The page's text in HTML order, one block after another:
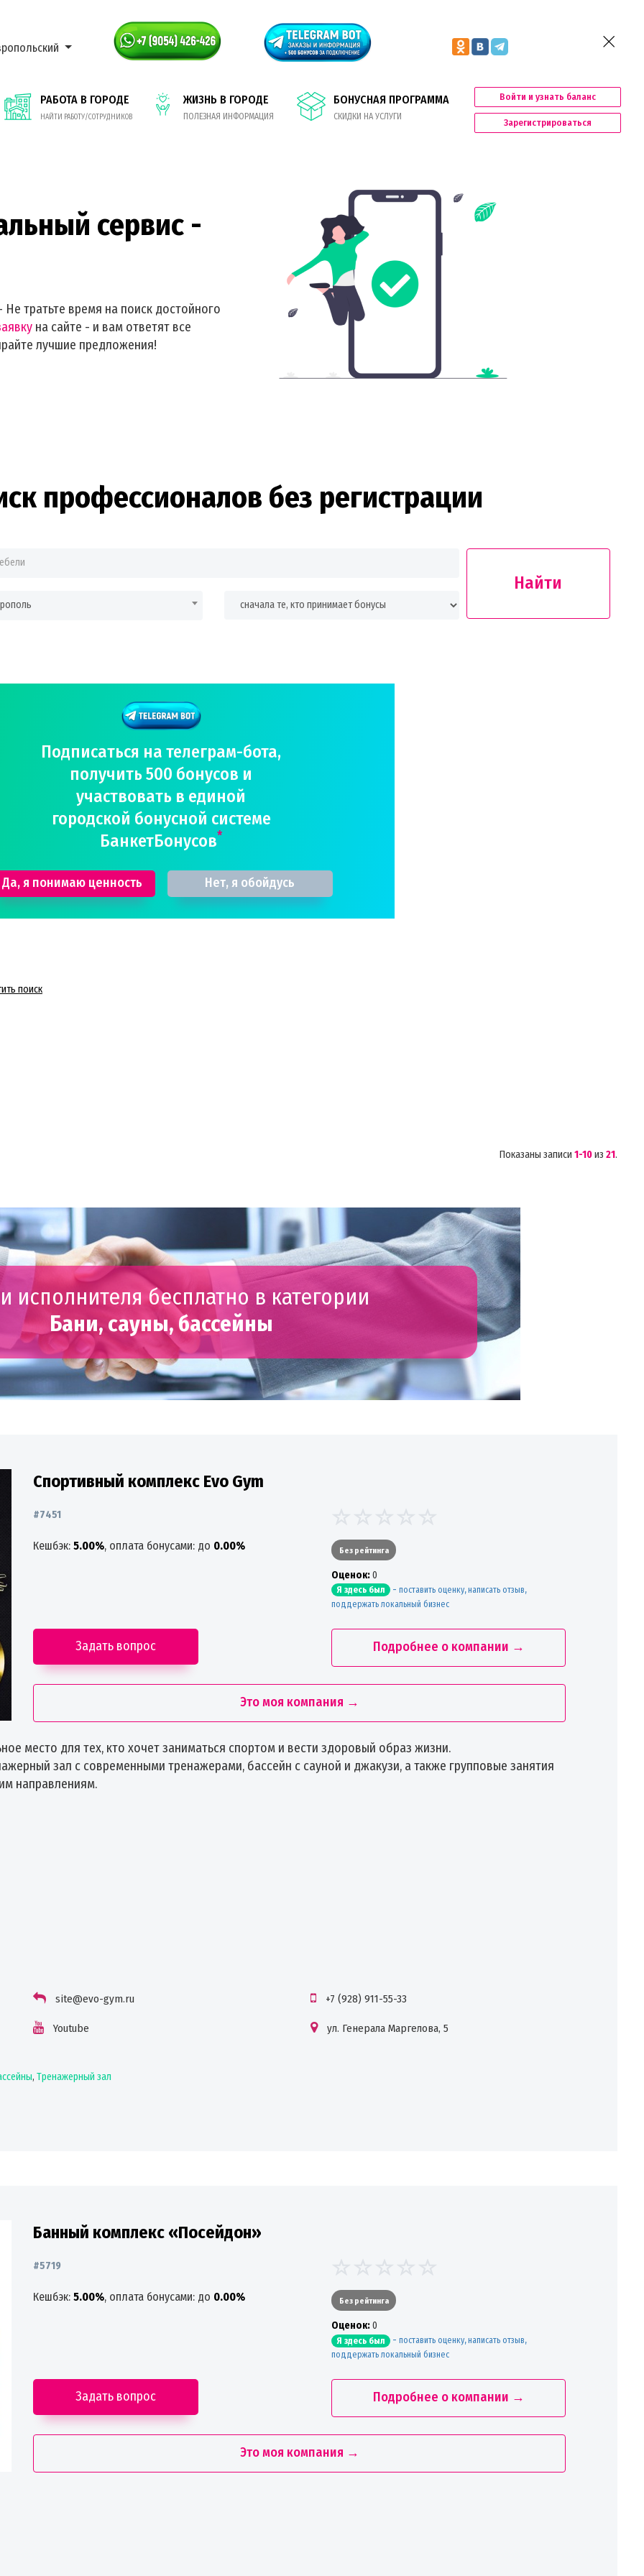
РАБОТА В ГОРОДЕ
НАЙТИ РАБОТУ/СОТРУДНИКОВ
ЖИЗНЬ В ГОРОДЕ
ПОЛЕЗНАЯ ИНФОРМАЦИЯ
БОНУСНАЯ ПРОГРАММА
СКИДКИ НА УСЛУГИ
Войти и узнать баланс
Зарегистрироваться
сервис -
тратьте время на поиск достойного
на сайте - и вам ответят все
лучшие предложения!
профессионалов без регистрации
Найти
Подписаться на телеграм-бота,
получить 500 бонусов и
участвовать в единой
городской бонусной системе
БанкетБонусов*
Да, я понимаю ценность Нет, я обойдусь
поиск
Показаны записи 1-10из 21.
исполнителя бесплатно в категории
Бани, сауны, бассейны
Спортивный комплекс Evo Gym
#7451
Кешбэк:5.00%, оплата бонусами: до 0.00% Без рейтинга
Oценок:0
Я здесь был -поставить оценку, написать отзыв,
поддержать локальный бизнес
Задать вопрос Подробнее о компании →
Это моя компания →
место для тех, кто хочет заниматься спортом и вести здоровый образ жизни.
зал с современными тренажерами, бассейн с сауной и джакузи, а также групповые занятия
направлениям.
site@evo-gym.ru +7 (928) 911-55-33
Youtube ул. Генерала Маргелова, 5
, Тренажерный зал
Банный комплекс «Посейдон»
#5719
Кешбэк:5.00%, оплата бонусами: до 0.00% Без рейтинга
Oценок:0
Я здесь был -поставить оценку, написать отзыв,
поддержать локальный бизнес
Задать вопрос Подробнее о компании →
Это моя компания →